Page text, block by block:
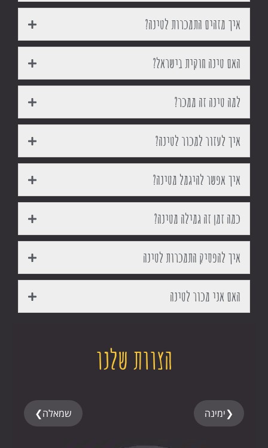
איך מזהים התמכרות לטינה?
האם טינה חוקית בישראל?
למה טינה זה ממכר?
איך לעזור למכור לטינה?
איך אפשר להיגמל מטינה?
כמה זמן זה גמילה מטינה?
איך להפסיק התמכרות לטינה
האם אני מכור לטינה
הצוות שלנו
❮ימינה שמאלה❯